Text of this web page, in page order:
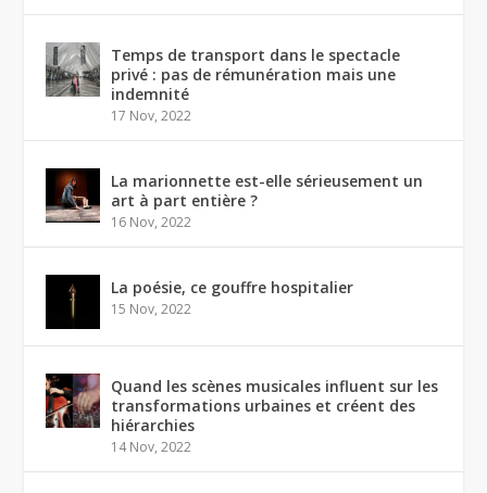
Temps de transport dans le spectacle
privé : pas de rémunération mais une
indemnité
17 Nov, 2022
La marionnette est-elle sérieusement un
art à part entière ?
16 Nov, 2022
La poésie, ce gouffre hospitalier
15 Nov, 2022
Quand les scènes musicales influent sur les
transformations urbaines et créent des
hiérarchies
14 Nov, 2022